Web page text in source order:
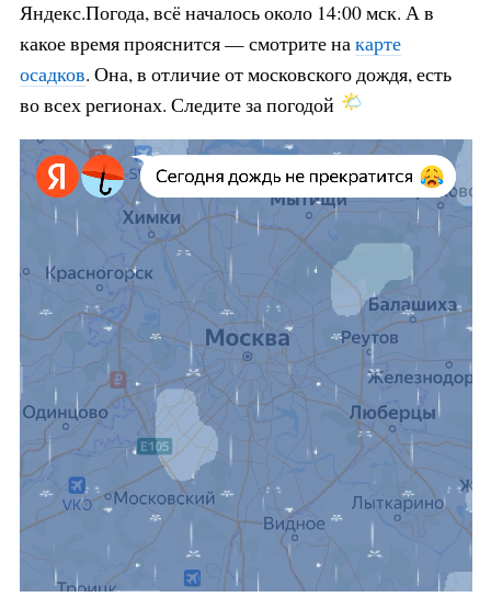
Яндекс.Погода, всё началось около 14:00 мск. А в
какое время прояснится — смотрите накарте
осадков. Она, в отличие от московского дождя, есть
во всех регионах. Следите за погодой